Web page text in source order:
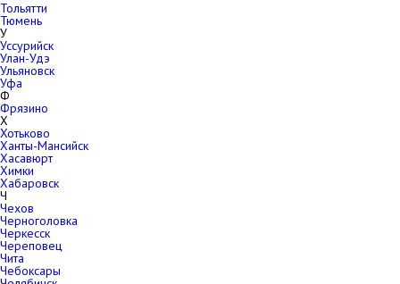
Тольятти
Тюмень
У
Уссурийск
Улан-Удэ
Ульяновск
Уфа
Ф
Фрязино
Х
Хотьково
Ханты-Мансийск
Хасавюрт
Химки
Хабаровск
Ч
Чехов
Черноголовка
Черкесск
Череповец
Чита
Чебоксары